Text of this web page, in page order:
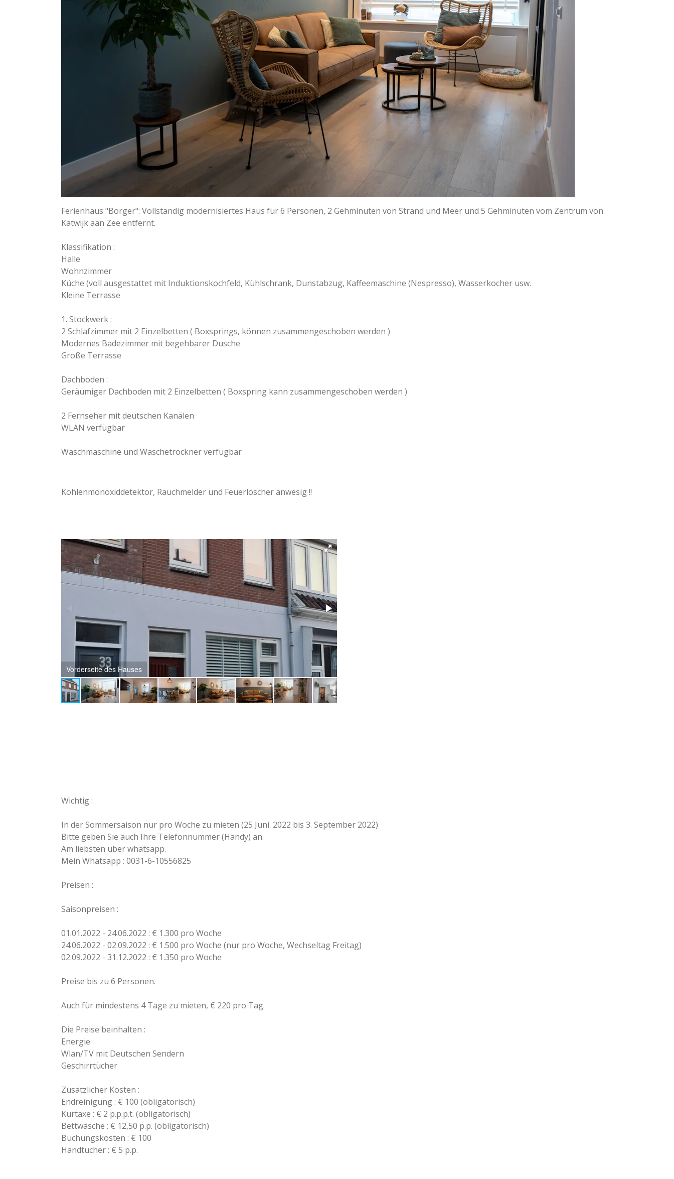
Ferienhaus "Borger": Vollständig modernisiertes Haus für 6 Personen, 2 Gehminuten von Strand und Meer und 5 Gehminuten vom Zentrum von
Katwijk aan Zee entfernt.
Klassifikation :
Halle
Wohnzimmer
Küche (voll ausgestattet mit Induktionskochfeld, Kühlschrank, Dunstabzug, Kaffeemaschine (Nespresso), Wasserkocher usw.
Kleine Terrasse
1. Stockwerk :
2 Schlafzimmer mit 2 Einzelbetten ( Boxsprings, können zusammengeschoben werden )
Modernes Badezimmer mit begehbarer Dusche
Große Terrasse
Dachboden :
Geräumiger Dachboden mit 2 Einzelbetten ( Boxspring kann zusammengeschoben werden )
2 Fernseher mit deutschen Kanälen
WLAN verfügbar
Waschmaschine und Wäschetrockner verfügbar
Kohlenmonoxiddetektor, Rauchmelder und Feuerlöscher anwesig !!
Vorderseite des Hauses
Wichtig :
In der Sommersaison nur pro Woche zu mieten (25 Juni. 2022 bis 3. September 2022)
Bitte geben Sie auch Ihre Telefonnummer (Handy) an.
Am liebsten über whatsapp.
Mein Whatsapp : 0031-6-10556825
Preisen :
Saisonpreisen :
01.01.2022 - 24.06.2022 : € 1.300 pro Woche
24.06.2022 - 02.09.2022 : € 1.500 pro Woche (nur pro Woche, Wechseltag Freitag)
02.09.2022 - 31.12.2022 : € 1.350 pro Woche
Preise bis zu 6 Personen.
Auch für mindestens 4 Tage zu mieten, € 220 pro Tag.
Die Preise beinhalten :
Energie
Wlan/TV mit Deutschen Sendern
Geschirrtücher
Zusätzlicher Kosten :
Endreinigung : € 100 (obligatorisch)
Kurtaxe : € 2 p.p.p.t. (obligatorisch)
Bettwäsche : € 12,50 p.p. (obligatorisch)
Buchungskosten : € 100
Handtucher : € 5 p.p.